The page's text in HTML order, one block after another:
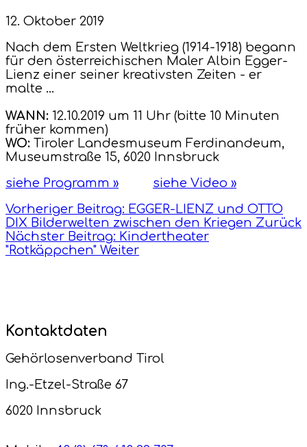
12. Oktober 2019
Nach dem Ersten Weltkrieg (1914-1918) begann
für den österreichischen Maler Albin Egger-
Lienz einer seiner kreativsten Zeiten - er
malte ...
WANN: 12.10.2019 um 11 Uhr (bitte 10 Minuten
früher kommen)
WO: Tiroler Landesmuseum Ferdinandeum,
Museumstraße 15, 6020 Innsbruck
siehe Programm »
siehe Video »
Vorheriger Beitrag: EGGER-LIENZ und OTTO
DIX Bilderwelten zwischen den Kriegen Zurück
Nächster Beitrag: Kindertheater
"Rotkäppchen" Weiter
Kontaktdaten
Gehörlosenverband Tirol
Ing.-Etzel-Straße 67
6020 Innsbruck